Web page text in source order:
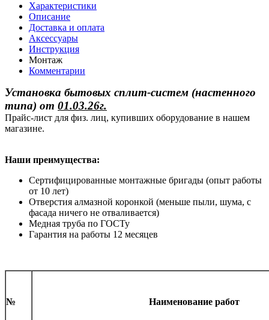
Характеристики
Описание
Доставка и оплата
Аксессуары
Инструкция
Монтаж
Комментарии
Установка бытовых сплит-систем (настенного
типа) от 01.03.26г.
Прайс-лист для физ. лиц, купивших оборудование в нашем
магазине.
Наши преимущества:
Сертифицированные монтажные бригады (опыт работы
от 10 лет)
Отверстия алмазной коронкой (меньше пыли, шума, с
фасада ничего не отваливается)
Медная труба по ГОСТу
Гарантия на работы 12 месяцев
№ Наименование работ